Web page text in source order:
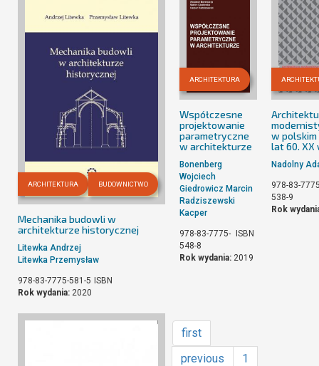
ARCHITEKTURA BUDOWNICTWO
Mechanika budowli w
architekturze historycznej
Litewka Andrzej
Litewka Przemysław
978-83-7775-581-5 ISBN
Rok wydania: 2020
ARCHITEKTURA
Współczesne
projektowanie
parametryczne
w architekturze
Bonenberg
Wojciech
Giedrowicz Marcin
Radziszewski
Kacper
978-83-7775-
548-8
ISBN
Rok wydania: 2019
w
lat 60. XX
Nadolny
978-83-
538-9
Rok
first
previous
1